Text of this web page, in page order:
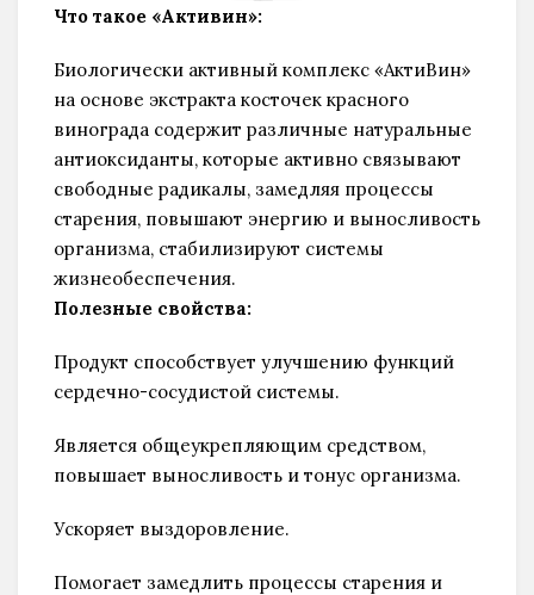
Что такое «Активин»:
Биологически активный комплекс «АктиВин»
на основе экстракта косточек красного
винограда содержит различные натуральные
антиоксиданты, которые активно связывают
свободные радикалы, замедляя процессы
старения, повышают энергию и выносливость
организма, стабилизируют системы
жизнеобеспечения.
Полезные свойства:
Продукт способствует улучшению функций
сердечно-сосудистой системы.
Является общеукрепляющим средством,
повышает выносливость и тонус организма.
Ускоряет выздоровление.
Помогает замедлить процессы старения и